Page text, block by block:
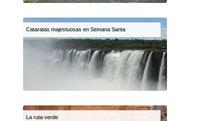
Cataratas majestuosas en Semana Santa
La ruta verde